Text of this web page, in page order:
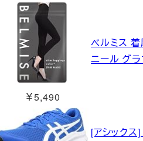
￥5,490
ベルミス 着
ニール グ
[アシック